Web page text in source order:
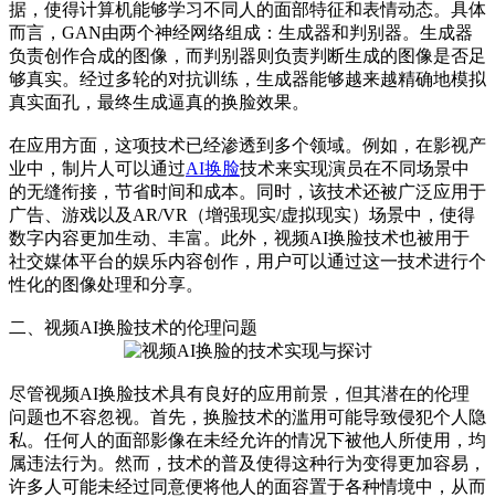
据，使得计算机能够学习不同人的面部特征和表情动态。具体
而言，GAN由两个神经网络组成：生成器和判别器。生成器
负责创作合成的图像，而判别器则负责判断生成的图像是否足
够真实。经过多轮的对抗训练，生成器能够越来越精确地模拟
真实面孔，最终生成逼真的换脸效果。
在应用方面，这项技术已经渗透到多个领域。例如，在影视产
业中，制片人可以通过AI换脸技术来实现演员在不同场景中
的无缝衔接，节省时间和成本。同时，该技术还被广泛应用于
广告、游戏以及AR/VR（增强现实/虚拟现实）场景中，使得
数字内容更加生动、丰富。此外，视频AI换脸技术也被用于
社交媒体平台的娱乐内容创作，用户可以通过这一技术进行个
性化的图像处理和分享。
二、视频AI换脸技术的伦理问题
尽管视频AI换脸技术具有良好的应用前景，但其潜在的伦理
问题也不容忽视。首先，换脸技术的滥用可能导致侵犯个人隐
私。任何人的面部影像在未经允许的情况下被他人所使用，均
属违法行为。然而，技术的普及使得这种行为变得更加容易，
许多人可能未经过同意便将他人的面容置于各种情境中，从而